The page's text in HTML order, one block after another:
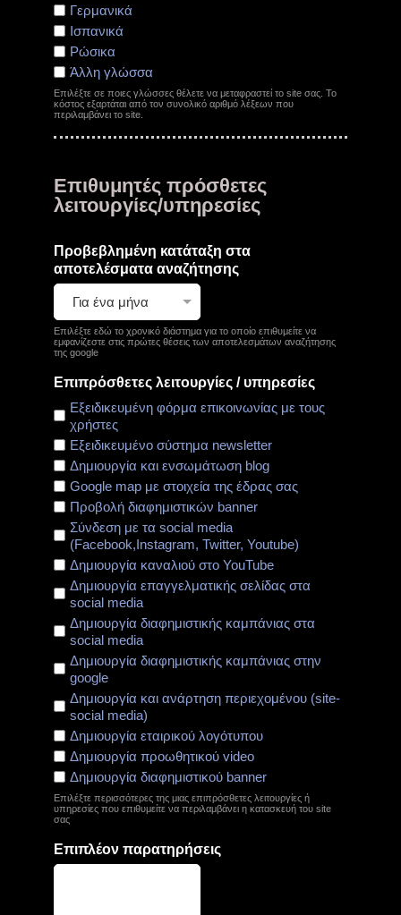
Γερμανικά
Ισπανικά
Ρώσικα
Άλλη γλώσσα
Επιλέξτε σε ποιες γλώσσες θέλετε να μεταφραστεί το site σας. Το
κόστος εξαρτάται από τον συνολικό αριθμό λέξεων που
περιλαμβάνει το site.
Επιθυμητές πρόσθετες
λειτουργίες/υπηρεσίες
Προβεβλημένη κατάταξη στα
αποτελέσματα αναζήτησης
Επιλέξτε εδώ το χρονικό διάστημα για το οποίο επιθυμείτε να
εμφανίζεστε στις πρώτες θέσεις των αποτελεσμάτων αναζήτησης
της google
Επιπρόσθετες λειτουργίες / υπηρεσίες
Εξειδικευμένη φόρμα επικοινωνίας με τους
χρήστες
Εξειδικευμένο σύστημα newsletter
Δημιουργία και ενσωμάτωση blog
Google map με στοιχεία της έδρας σας
Προβολή διαφημιστικών banner
Σύνδεση με τα social media
(Facebook,Instagram, Twitter, Youtube)
Δημιουργία καναλιού στο YouTube
Δημιουργία επαγγελματικής σελίδας στα
social media
Δημιουργία διαφημιστικής καμπάνιας στα
social media
Δημιουργία διαφημιστικής καμπάνιας στην
google
Δημιουργία και ανάρτηση περιεχομένου (site-
social media)
Δημιουργία εταιρικού λογότυπου
Δημιουργία προωθητικού video
Δημιουργία διαφημιστικού banner
Επιλέξτε περισσότερες της μιας επιπρόσθετες λειτουργίες ή
υπηρεσίες που επιθυμείτε να περιλαμβάνει η κατασκευή του site
σας
Επιπλέον παρατηρήσεις